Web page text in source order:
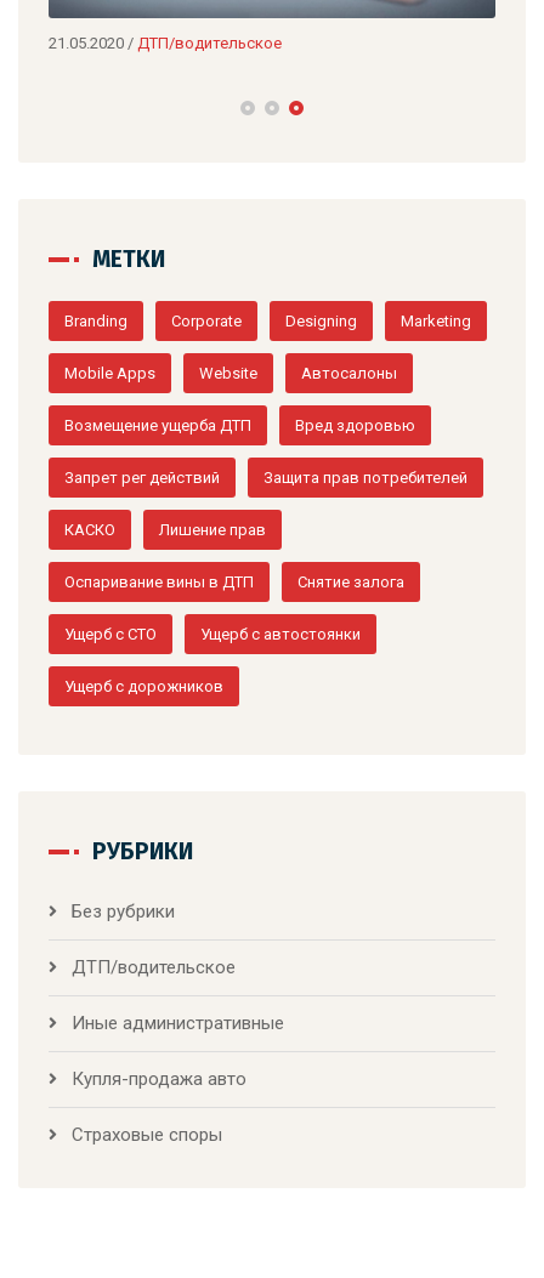
21.05.2020 / ДТП/водительское
МЕТКИ
Branding Corporate Designing Marketing
Mobile Apps Website Автосалоны
Возмещение ущерба ДТП Вред здоровью
Запрет рег действий Защита прав потребителей
КАСКО Лишение прав
Оспаривание вины в ДТП Снятие залога
Ущерб с СТО Ущерб с автостоянки
Ущерб с дорожников
РУБРИКИ
Без рубрики
ДТП/водительское
Иные административные
Купля-продажа авто
Страховые споры